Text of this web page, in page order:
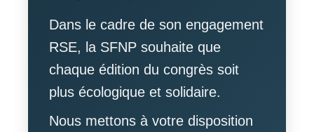
Dans le cadre de son engagement
RSE, la SFNP souhaite que
chaque édition du congrès soit
plus écologique et solidaire.
Nous mettons à votre disposition